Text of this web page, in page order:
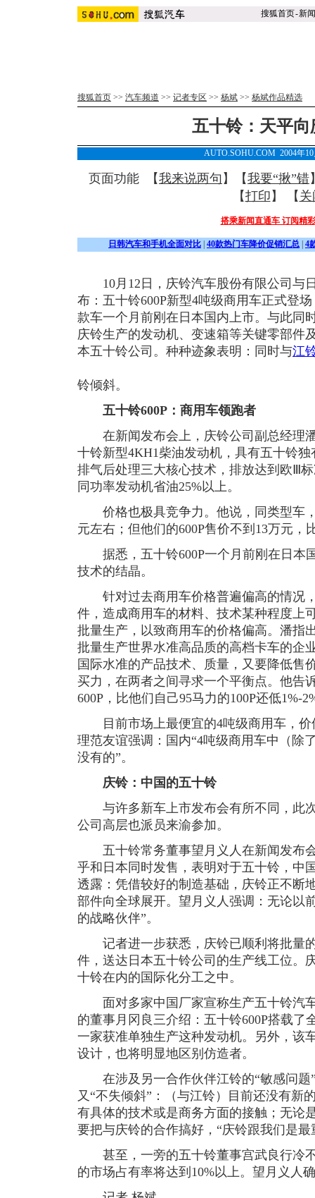
搜狐首页-新闻
搜狐首页 >> 汽车频道 >> 记者专区 >> 杨斌 >> 杨斌作品精选
五十铃：天平向
AUTO.SOHU.COM 2004年
页面功能 【我来说两句 】【我要“揪”错
【打印 】 【 关
搭乘新闻直通车 订阅精
日韩汽车和手机全面对比 40款热门车降价促销汇总 4
10月12日，庆铃汽车股份有限公司与
布：五十铃600P新型4吨级商用车正式登
款车一个月前刚在日本国内上市。与此同
庆铃生产的发动机、变速箱等关键零部件
本五十铃公司。种种迹象表明：同时与江
铃倾斜。
五十铃600P：商用车领跑者
在新闻发布会上，庆铃公司副总经理潘
十铃新型4KH1柴油发动机，具有五十铃
排气后处理三大核心技术，排放达到欧Ⅲ
同功率发动机省油25%以上。
价格也极具竞争力。他说，同类型车
元左右；但他们的600P售价不到13万元，
据悉，五十铃600P一个月前刚在日本
技术的结晶。
针对过去商用车价格普遍偏高的情况
件，造成商用车的材料、技术某种程度上
批量生产，以致商用车的价格偏高。潘指
批量生产世界水准高品质的高档卡车的企
国际水准的产品技术、质量，又要降低售
买力，在两者之间寻求一个平衡点。他告
600P，比他们自己95马力的100P还低1%-
目前市场上最便宜的4吨级商用车，价
理范友谊强调：国内“4吨级商用车中（除
没有的”。
庆铃：中国的五十铃
与许多新车上市发布会有所不同，此次
公司高层也派员来渝参加。
五十铃常务董事望月义人在新闻发布会
乎和日本同时发售，表明对于五十铃，中
透露：凭借较好的制造基础，庆铃正不断
部件向全球展开。望月义人强调：无论以
的战略伙伴”。
记者进一步获悉，庆铃已顺利将批量
件，送达日本五十铃公司的生产线工位。
十铃在内的国际化分工之中。
面对多家中国厂家宣称生产五十铃汽
的董事月冈良三介绍：五十铃600P搭载了
一家获准单独生产这种发动机。另外，该
设计，也将明显地区别仿造者。
在涉及另一合作伙伴江铃的“敏感问题
又“不失倾斜”：（与江铃）目前还没有新
有具体的技术或是商务方面的接触；无论
要把与庆铃的合作搞好，“庆铃跟我们是最
甚至，一旁的五十铃董事宫武良行冷不
的市场占有率将达到10%以上。望月义人